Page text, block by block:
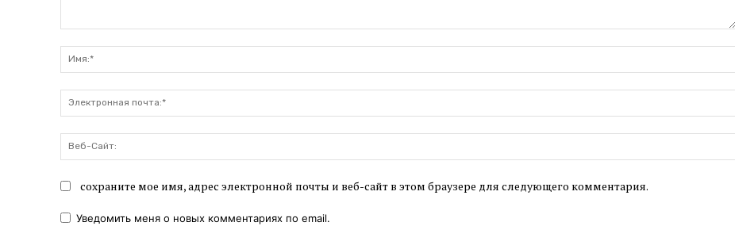
сохраните мое имя, адрес электронной почты и веб-сайт в этом браузере для следующего комментария.
Уведомить меня о новых комментариях по email.